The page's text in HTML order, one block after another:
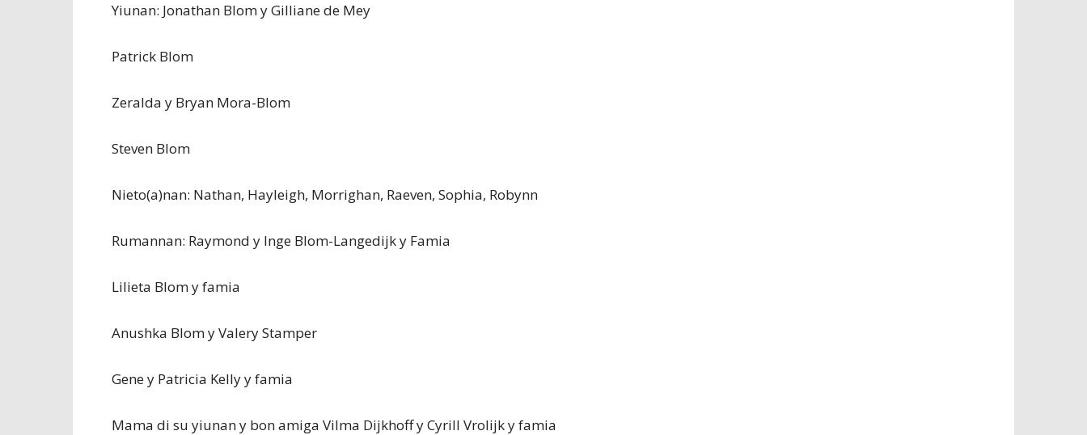
Yiunan: Jonathan Blom y Gilliane de Mey
Patrick Blom
Zeralda y Bryan Mora-Blom
Steven Blom
Nieto(a)nan: Nathan, Hayleigh, Morrighan, Raeven, Sophia, Robynn
Rumannan: Raymond y Inge Blom-Langedijk y Famia
Lilieta Blom y famia
Anushka Blom y Valery Stamper
Gene y Patricia Kelly y famia
Mama di su yiunan y bon amiga Vilma Dijkhoff y Cyrill Vrolijk y famia